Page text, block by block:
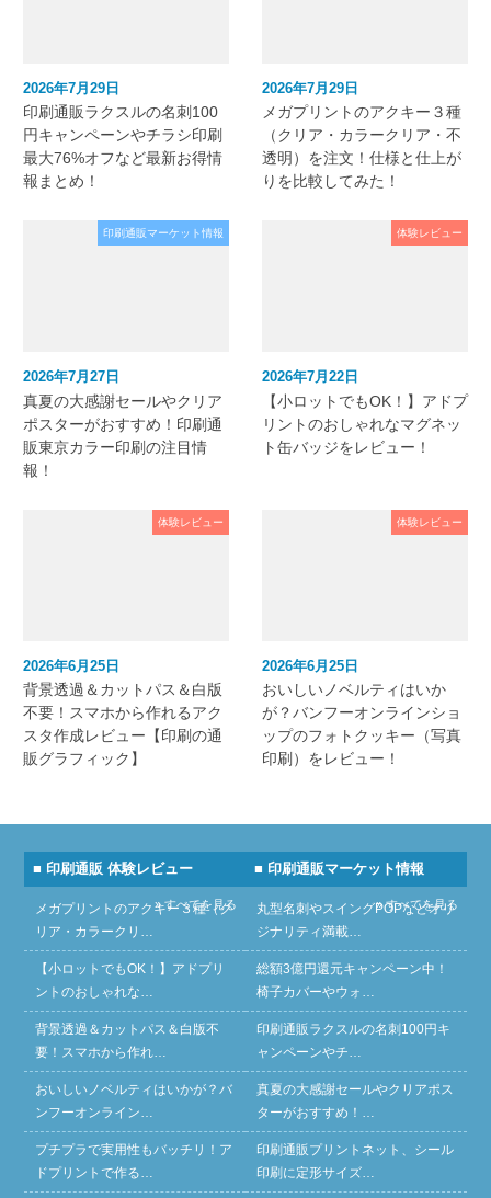
2026年7月29日
印刷通販ラクスルの名刺100
円キャンペーンやチラシ印刷
最大76%オフなど最新お得情
報まとめ！
2026年7月29日
メガプリントのアクキー３種
（クリア・カラークリア・不
透明）を注文！仕様と仕上が
りを比較してみた！
印刷通販マーケット情報
2026年7月27日
真夏の大感謝セールやクリア
ポスターがおすすめ！印刷通
販東京カラー印刷の注目情
報！
体験レビュー
2026年7月22日
【小ロットでもOK！】アドプ
リントのおしゃれなマグネッ
ト缶バッジをレビュー！
体験レビュー
2026年6月25日
背景透過＆カットパス＆白版
不要！スマホから作れるアク
スタ作成レビュー【印刷の通
販グラフィック】
体験レビュー
2026年6月25日
おいしいノベルティはいか
が？バンフーオンラインショ
ップのフォトクッキー（写真
印刷）をレビュー！
■ 印刷通販 体験レビュー
» すべてを見る
メガプリントのアクキー３種（ク
リア・カラークリ…
【小ロットでもOK！】アドプリ
ントのおしゃれな…
背景透過＆カットパス＆白版不
要！スマホから作れ…
おいしいノベルティはいかが？バ
ンフーオンライン…
プチプラで実用性もバッチリ！ア
ドプリントで作る…
■ 印刷通販マーケット情報
» すべてを見る
丸型名刺やスイングPOPなどオリ
ジナリティ満載…
総額3億円還元キャンペーン中！
椅子カバーやウォ…
印刷通販ラクスルの名刺100円キ
ャンペーンやチ…
真夏の大感謝セールやクリアポス
ターがおすすめ！…
印刷通販プリントネット、シール
印刷に定形サイズ…